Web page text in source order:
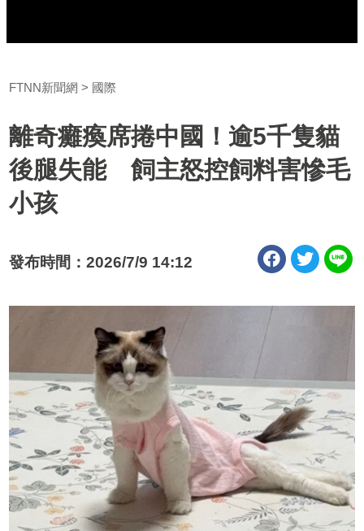
FTNN新聞網 國際
離奇癱瘓席捲中國！逾5千隻貓
後腿失能 飼主怒控飼料害慘毛
小孩
發布時間：2026/7/9 14:12